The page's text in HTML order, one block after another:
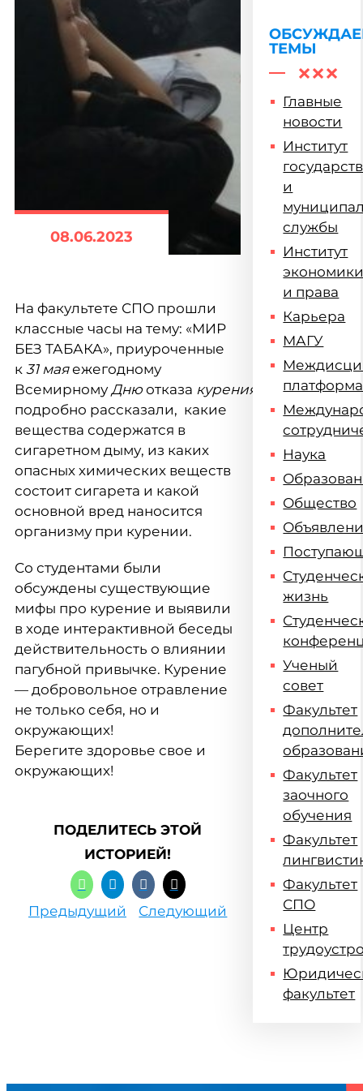
08.06.2023
На факультете СПО прошли
классные часы на тему: «МИР
БЕЗ ТАБАКА», приуроченные
к 31 маяежегодному
ВсемирномуДню отказа курения.
Студентам
подробно рассказали, какие
вещества содержатся в
сигаретном дыму, из каких
опасных химических веществ
состоит сигарета и какой
основной вред наносится
организму при курении.
Со студентами были
обсуждены существующие
мифы про курение и выявили
в ходе интерактивной беседы
действительность о влиянии
пагубной привычке. Курение
— добровольное отравление
не только себя, но и
окружающих!
Берегите здоровье свое и
окружающих!
ПОДЕЛИТЕСЬ ЭТОЙ
ИСТОРИЕЙ!
Предыдущий Следующий
ТЕМЫ
Главные
новости
Институт
и
службы
Институт
и права
Карьера
МАГУ
платформа
Наука
Общество
жизнь
Ученый
совет
Факультет
Факультет
заочного
обучения
Факультет
Факультет
СПО
Центр
факультет